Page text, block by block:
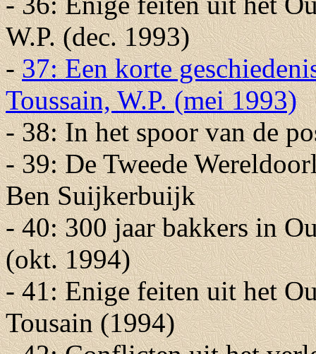
W.P. (dec. 1993)
-37: Een korte
Toussain, W.P. (mei 1993)
- 38: In het spoor van de
- 39: De Tweede
Ben Suijkerbuijk
- 40: 300 jaar bakkers in
(okt. 1994)
- 41: Enige feiten uit het
Tousain (1994)